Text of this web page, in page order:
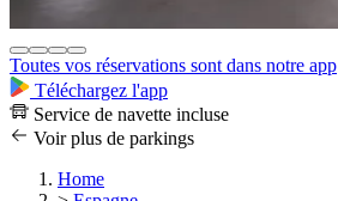
Toutes vos réservations sont dans notre app
Téléchargez l'app
Service de navette incluse
Voir plus de parkings
Home